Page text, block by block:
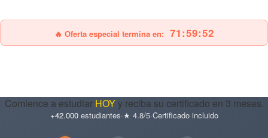
🔥 Oferta especial termina en: 71:59:51
Comience a estudiar HOYy reciba su certificado en 3 meses.
+42.000estudiantes·★ 4.8/5·Certificado incluido